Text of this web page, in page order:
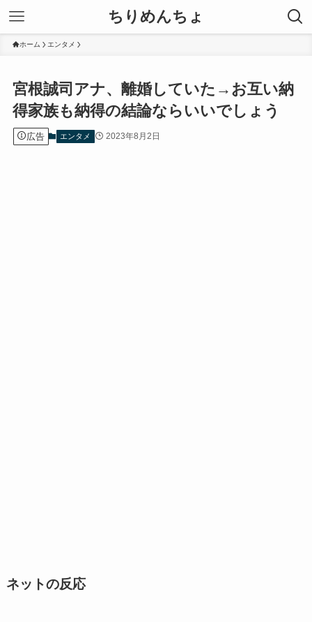
ちりめんちょ
ホーム エンタメ
宮根誠司アナ、離婚していた→お互い納
得家族も納得の結論ならいいでしょう
広告 エンタメ 2023年8月2日
ネットの反応